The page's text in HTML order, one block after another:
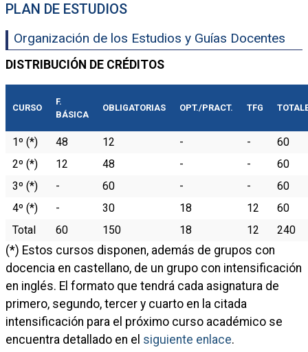
PLAN DE ESTUDIOS
Organización de los Estudios y Guías Docentes
DISTRIBUCIÓN DE CRÉDITOS
CURSO
F.
BÁSICA
OBLIGATORIAS OPT./PRACT. TFG
1º (*) 48 12 - -
60
2º (*)
12 48 - -
60
3º (*)
- 60 - -
60
4º (*)
- 30 18 12
60
Total
60 150 18 12 240
(*) Estos cursos disponen, además de grupos con
docencia en castellano, de un grupo con intensificación
en inglés. El formato que tendrá cada asignatura de
primero, segundo, tercer y cuarto en la citada
intensificación para el próximo curso académico se
encuentra detallado en el siguiente enlace.